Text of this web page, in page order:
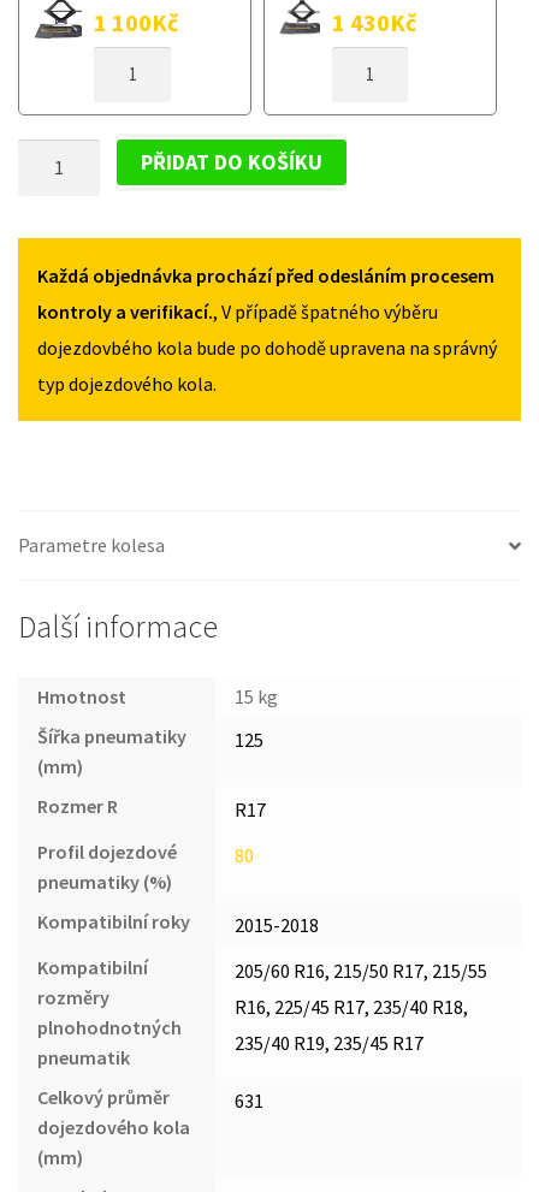
1 100Kč
KOLO
CROSS
COUNTRY
MNOŽSTVÍ
1 430Kč
KOLO
COUNTRY
MNOŽSTVÍ
S60
CROSS
COUNTRY
125/80R17
MNOŽSTVÍ
PŘIDAT DO KOŠÍKU
Každá objednávka prochází před odesláním procesem
kontroly a verifikací., V případě špatného výběru
dojezdovbého kola bude po dohodě upravena na správný
typ dojezdového kola.
Parametre kolesa
Další informace
Hmotnost
15 kg
Šířka pneumatiky
(mm)
125
Rozmer R
R17
Profil dojezdové
pneumatiky (%)
80
Kompatibilní roky
2015-2018
Kompatibilní
rozměry
plnohodnotných
pneumatik
205/60 R16, 215/50 R17, 215/55
R16, 225/45 R17, 235/40 R18,
235/40 R19, 235/45 R17
Celkový průměr
dojezdového kola
(mm)
631